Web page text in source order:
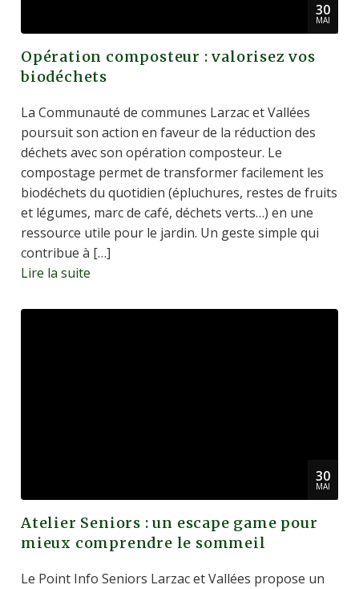
30
MAI
Opération composteur : valorisez vos
biodéchets
La Communauté de communes Larzac et Vallées
poursuit son action en faveur de la réduction des
déchets avec son opération composteur. Le
compostage permet de transformer facilement les
biodéchets du quotidien (épluchures, restes de fruits
et légumes, marc de café, déchets verts…) en une
ressource utile pour le jardin. Un geste simple qui
contribue à […]
Lire la suite
30
MAI
Atelier Seniors : un escape game pour
mieux comprendre le sommeil
Le Point Info Seniors Larzac et Vallées propose un